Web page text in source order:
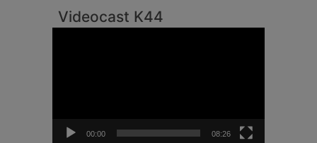
Videocast K44
00:00 08:26